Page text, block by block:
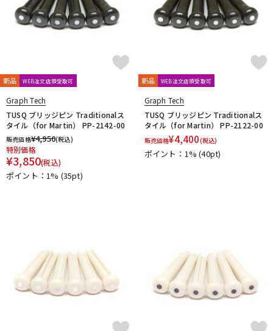
新品 WEB注文店頭受取可
Graph Tech
TUSQ ブリッジピン Traditionalス
タイル（for Martin） PP-2142-00
販売価格¥4,950(税込)
特別価格
¥3,850(税込)
ポイント：1% (35pt)
新品 WEB注文店頭受取可
Graph Tech
TUSQ ブリッジピン Traditionalス
タイル（for Martin） PP-2122-00
販売価格¥4,400(税込)
ポイント：1%(40pt)